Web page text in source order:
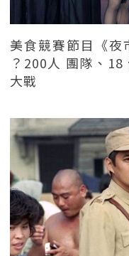
美食競賽節目《
？200人 團隊、
大戰